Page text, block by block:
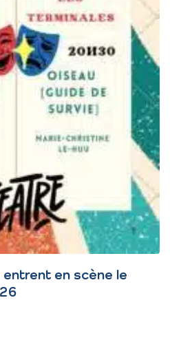
en scène le